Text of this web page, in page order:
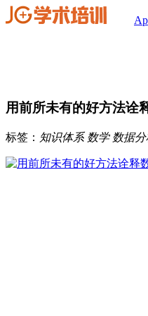
用前所未有的好方法诠
标签： 知识体系 数学 数据